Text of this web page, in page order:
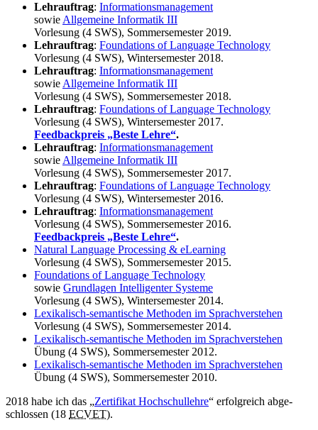
Lehrauftrag: Informationsmanagement
sowieAllgemeine Informatik III
Vorlesung (4 SWS), Sommersemester 2019.
Lehrauftrag: Foundations of Language Technology
Vorlesung (4 SWS), Wintersemester 2018.
Lehrauftrag: Informationsmanagement
sowieAllgemeine Informatik III
Vorlesung (4 SWS), Sommersemester 2018.
Lehrauftrag: Foundations of Language Technology
Vorlesung (4 SWS), Wintersemester 2017.
Feedbackpreis „Beste Lehre“.
Lehrauftrag: Informationsmanagement
sowieAllgemeine Informatik III
Vorlesung (4 SWS), Sommersemester 2017.
Lehrauftrag: Foundations of Language Technology
Vorlesung (4 SWS), Wintersemester 2016.
Lehrauftrag: Informationsmanagement
Vorlesung (4 SWS), Sommersemester 2016.
Feedbackpreis „Beste Lehre“.
Natural Language Processing & eLearning
Vorlesung (4 SWS), Sommersemester 2015.
Foundations of Language Technology
sowie Grundlagen Intelligenter Systeme
Vorlesung (4 SWS), Wintersemester 2014.
Lexikalisch-semantische Methoden im Sprachverstehen
Vorlesung (4 SWS), Sommersemester 2014.
Lexikalisch-semantische Methoden im Sprachverstehen
Übung (4 SWS), Sommersemester 2012.
Lexikalisch-semantische Methoden im Sprachverstehen
Übung (4 SWS), Sommersemester 2010.
2018 habe ich das „Zertifikat Hochschullehre“ erfolgreich abge­
schlossen (18 ECVET).